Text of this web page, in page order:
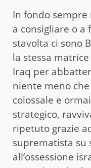
In fondo
a consigliare o
stavolta ci sono
la stessa
Iraq per
niente meno
colossale e
strategico,
ripetuto grazie
suprematista su
all’ossessione